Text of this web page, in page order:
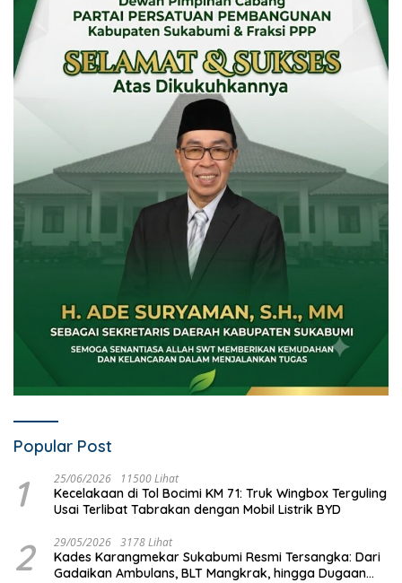
Popular Post
1 25/06/2026 11500 Lihat
Kecelakaan di Tol Bocimi KM 71: Truk Wingbox Terguling
Usai Terlibat Tabrakan dengan Mobil Listrik BYD
2 29/05/2026 3178 Lihat
Kades Karangmekar Sukabumi Resmi Tersangka: Dari
Gadaikan Ambulans, BLT Mangkrak, hingga Dugaan